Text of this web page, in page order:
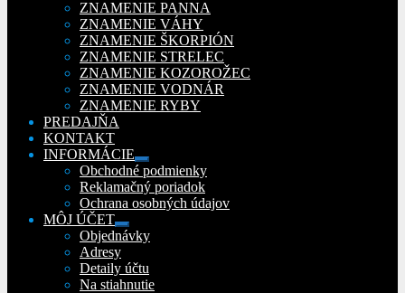
ZNAMENIE PANNA
ZNAMENIE VÁHY
ZNAMENIE ŠKORPIÓN
ZNAMENIE STRELEC
ZNAMENIE KOZOROŽEC
ZNAMENIE VODNÁR
ZNAMENIE RYBY
PREDAJŇA
KONTAKT
INFORMÁCIE
Rozbaliť
podradené
menu
Obchodné podmienky
Reklamačný poriadok
Ochrana osobných údajov
MÔJ ÚČET
Rozbaliť
podradené
Objednávky
Adresy
Detaily účtu
Na stiahnutie